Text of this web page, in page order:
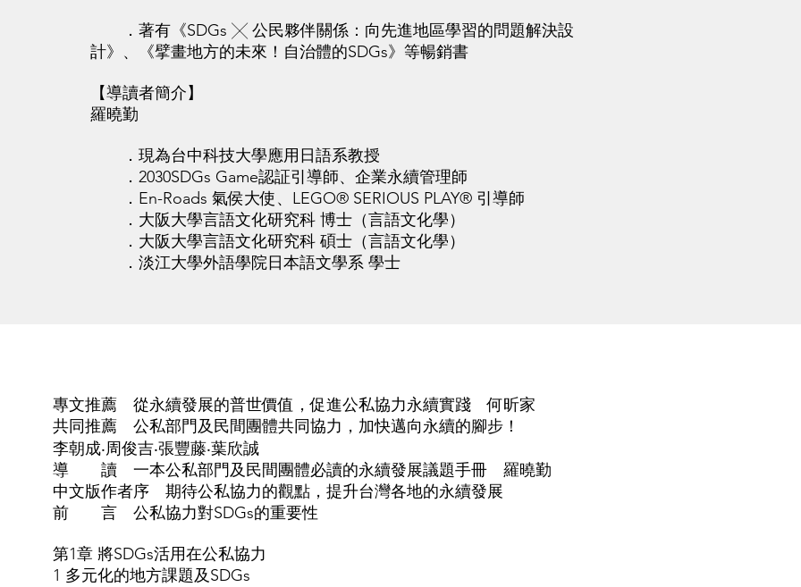
．著有《SDGs ╳ 公民夥伴關係：向先進地區學習的問題解決設
計》、《擘畫地方的未來！自治體的SDGs》等暢銷書
【導讀者簡介】
羅曉勤
．現為台中科技大學應用日語系教授
．2030SDGs Game認証引導師、企業永續管理師
．En-Roads 氣侯大使、LEGO® SERIOUS PLAY® 引導師
．大阪大學言語文化研究科 博士（言語文化學）
．大阪大學言語文化研究科 碩士（言語文化學）
．淡江大學外語學院日本語文學系 學士
專文推薦 從永續發展的普世價值，促進公私協力永續實踐 何昕家
共同推薦 公私部門及民間團體共同協力，加快邁向永續的腳步！
李朝成‧周俊吉‧張豐藤‧葉欣誠
導 讀 一本公私部門及民間團體必讀的永續發展議題手冊 羅曉勤
中文版作者序 期待公私協力的觀點，提升台灣各地的永續發展
前 言 公私協力對SDGs的重要性
第1章 將SDGs活用在公私協力
1 多元化的地方課題及SDGs